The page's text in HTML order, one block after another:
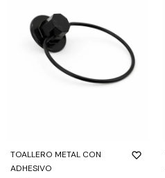
TOALLERO METAL CON
ADHESIVO